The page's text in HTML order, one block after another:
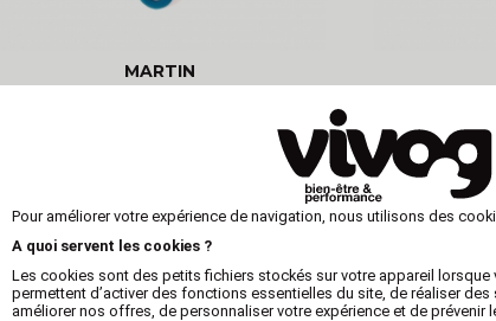
MARTIN
Couvercle
Pour améliorer votre expérience de navigation, nous utilisons des
A quoi servent les cookies ?
Les cookies sont des petits fichiers stockés sur votre appareil lorsque
permettent d’activer des fonctions essentielles du site, de réaliser
améliorer nos offres, de personnaliser votre expérience et de prévenir